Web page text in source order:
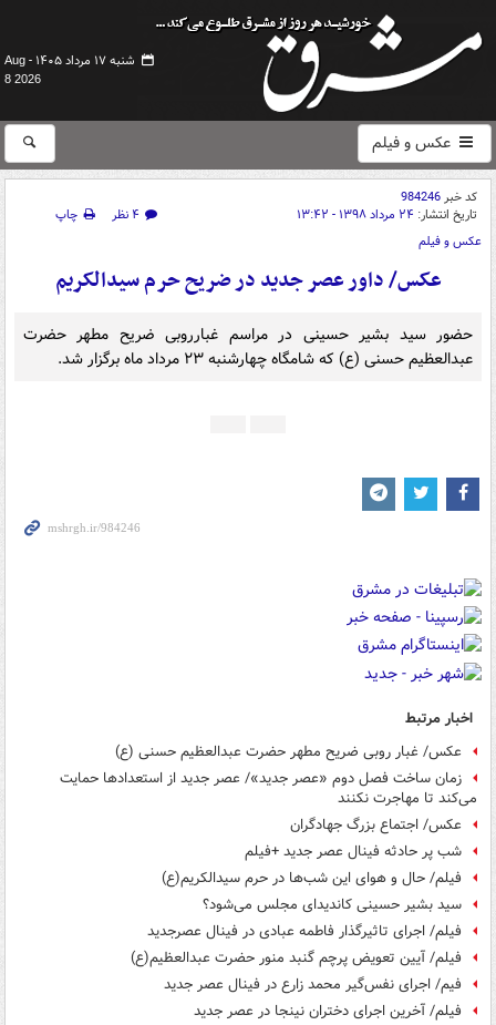
شنبه ۱۷ مرداد ۱۴۰۵ -
Aug
8 2026
عکس و فیلم
کد خبر984246
تاریخ انتشار: ۲۴ مرداد ۱۳۹۸ - ۱۳:۴۲ ۴ نظر
چاپ
عکس و فیلم
عکس/ داور عصر جدید در ضریح حرم سیدالکریم
حضور سید بشیر حسینی در مراسم غبارروبی ضریح مطهر حضرت
عبدالعظیم حسنی (ع) که شامگاه چهارشنبه ۲۳ مرداد ماه برگزار شد.
اخبار مرتبط
عکس/ غبار روبی ضریح مطهر حضرت عبدالعظیم حسنی (ع)
زمان ساخت فصل دوم «عصر جدید»/ عصر جدید از استعدادها حمایت
می‌کند تا مهاجرت نکنند
عکس/ اجتماع بزرگ جهادگران
شب پر حادثه فینال عصر جدید +فیلم
فیلم/ حال و هوای این شب‌ها در حرم سیدالکریم(ع)
سید بشیر حسینی کاندیدای مجلس می‌شود؟
فیلم/ اجرای تاثیرگذار فاطمه عبادی در فینال عصرجدید
فیلم/ آیین تعویض پرچم گنبد منور حضرت عبدالعظیم(ع)
فیم/ اجرای نفس‌گیر محمد زارع در فینال عصر جدید
فیلم/ آخرین اجرای دختران نینجا در عصر جدید